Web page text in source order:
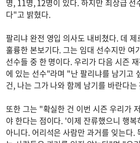
명, 11명, 12명이 있다. 하지만 최상급 선
다"고 밝혔다.
팔리냐 완전 영입 의사도 내비쳤다. 데
훌륭한 본보기다. 그는 임대 선수지만 여
선수들 중 한 명이다. 우리가 다음 시즌
에 있는 선수"라며 "난 팔리냐를 남기고
건, 나는 그가 나와 함께 남기를 바란다
또한 그는 "확실한 건 이번 시즌 우리가
야 한다는 점이다. '이제 잔류했으니 행
아니다. 어리석은 사람만 과거를 잊는다.